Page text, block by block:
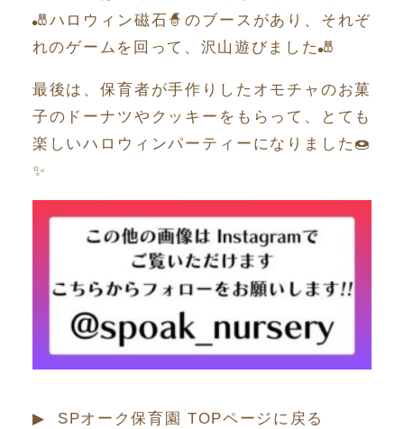
🎳ハロウィン磁石🧙のブースがあり、それぞ
れのゲームを回って、沢山遊びました🎳
最後は、保育者が手作りしたオモチャのお菓
子のドーナツやクッキーをもらって、とても
楽しいハロウィンパーティーになりました🍩
✨
▶︎ SPオーク保育園 TOPページに戻る